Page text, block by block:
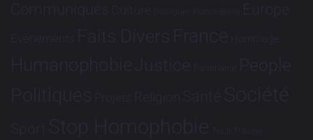
Communiqués Culture Dialogues France-Brésil Europe
Evénements Faits Divers France Hommage
HumanophobieJustice Partenariat People
Politiques Projets Religion Santé Société
Sport Stop Homophobie Tech Tribune